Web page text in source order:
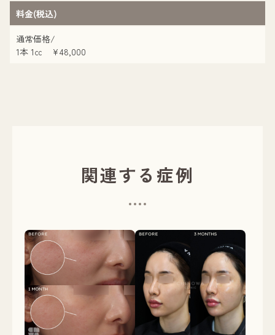
料金(税込)
通常価格/
1本 1㏄ ¥48,000
関連する症例